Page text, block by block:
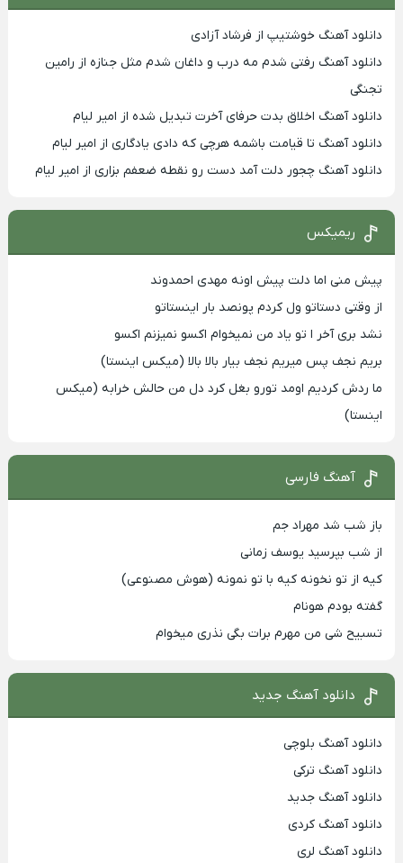
دانلود آهنگ خوشتیپ از فرشاد آزادی
دانلود آهنگ رفتی شدم مه درب و داغان شدم مثل جنازه از رامین
تجنگی
دانلود آهنگ اخلاق بدت حرفای آخرت تبدیل شده از امیر لیام
دانلود آهنگ تا قیامت باشمه هرچی که دادی یادگاری از امیر لیام
دانلود آهنگ چجور دلت آمد دست رو نقطه ضعفم بزاری از امیر لیام
ریمیکس
پیش منی اما دلت پیش اونه مهدی احمدوند
از وقتی دستاتو ول کردم پونصد بار اینستاتو
نشد بری آخر ا تو یاد من نمیخوام اکسو نمیزنم اکسو
بریم نجف پس میریم نجف بیار بالا بالا (میکس اینستا)
ما ردش کردیم اومد تورو بغل کرد دل من حالش خرابه (میکس
اینستا)
آهنگ فارسی
باز شب شد مهراد جم
از شب بپرسید یوسف زمانی
کیه از تو نخونه کیه با تو نمونه (هوش مصنوعی)
گفته بودم هونام
تسبیح شی من مهرم برات بگی نذری میخوام
دانلود آهنگ جدید
دانلود آهنگ بلوچی
دانلود آهنگ ترکی
دانلود آهنگ جدید
دانلود آهنگ کردی
دانلود آهنگ لری